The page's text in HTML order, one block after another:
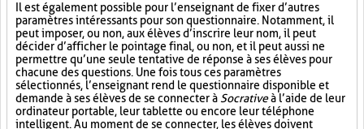
Il est également possible pour l’enseignant de fixer d’autres
paramètres intéressants pour son questionnaire. Notamment, il
peut imposer, ou non, aux élèves d’inscrire leur nom, il peut
décider d’afficher le pointage final, ou non, et il peut aussi ne
permettre qu’une seule tentative de réponse à ses élèves pour
chacune des questions. Une fois tous ces paramètres
sélectionnés, l’enseignant rend le questionnaire disponible et
demande à ses élèves de se connecter à Socrativeà l’aide de leur
ordinateur portable, leur tablette ou encore leur téléphone
intelligent. Au moment de se connecter, les élèves doivent